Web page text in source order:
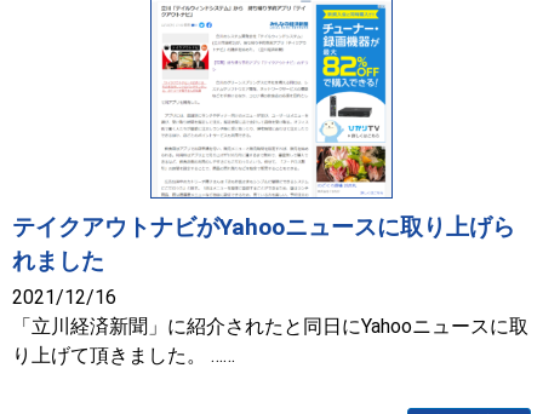
テイクアウトナビがYahooニュースに取り上げら
れました
2021/12/16
「立川経済新聞」に紹介されたと同日にYahooニュースに取
り上げて頂きました。 ……